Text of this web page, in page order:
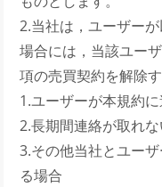
2.当社は，ユーザー
場合には，当該ユー
項の売買契約を解除
1.ユーザーが本規約
2.長期間連絡が取れ
3.その他当社とユー
る場合